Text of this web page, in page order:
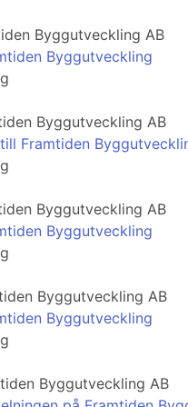
Byggutveckling AB
Byggutveckling
Byggutveckling AB
Framtiden
Byggutveckling AB
Byggutveckling
Byggutveckling AB
Byggutveckling
Byggutveckling AB